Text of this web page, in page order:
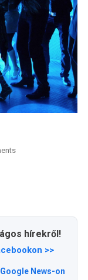
hírekről!
>>
Google News-on